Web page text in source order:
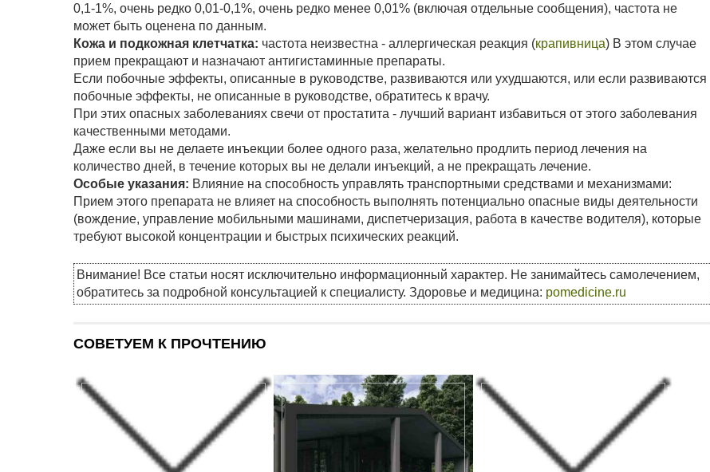
0,1-1%, очень редко 0,01-0,1%, очень редко менее 0,01% (включая отдельные сообщения), частота не
может быть оценена по данным.
Кожа и подкожная клетчатка: частота неизвестна - аллергическая реакция (крапивница) В этом случае
прием прекращают и назначают антигистаминные препараты.
Если побочные эффекты, описанные в руководстве, развиваются или ухудшаются, или если развиваются
побочные эффекты, не описанные в руководстве, обратитесь к врачу.
При этих опасных заболеваниях свечи от простатита - лучший вариант избавиться от этого заболевания
качественными методами.
Даже если вы не делаете инъекции более одного раза, желательно продлить период лечения на
количество дней, в течение которых вы не делали инъекций, а не прекращать лечение.
Особые указания: Влияние на способность управлять транспортными средствами и механизмами:
Прием этого препарата не влияет на способность выполнять потенциально опасные виды деятельности
(вождение, управление мобильными машинами, диспетчеризация, работа в качестве водителя), которые
требуют высокой концентрации и быстрых психических реакций.
Внимание! Все статьи носят исключительно информационный характер. Не занимайтесь самолечением,
обратитесь за подробной консультацией к специалисту. Здоровье и медицина: pomedicine.ru
СОВЕТУЕМ К ПРОЧТЕНИЮ